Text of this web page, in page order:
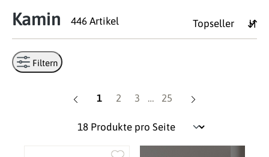
Kamin 446 Artikel
Filtern
Seite
1 Seite
2 Seite
3 … Seite
25